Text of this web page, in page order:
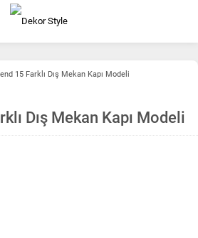
15 Farklı Dış Mekan Kapı Modeli
Dış Mekan Kapı Modeli